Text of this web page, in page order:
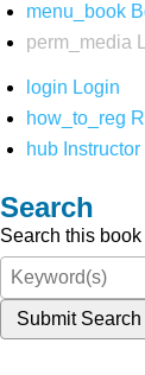
menu_book
perm_media
login Login
how_to_reg
hub
Search
Search this book
Submit Search